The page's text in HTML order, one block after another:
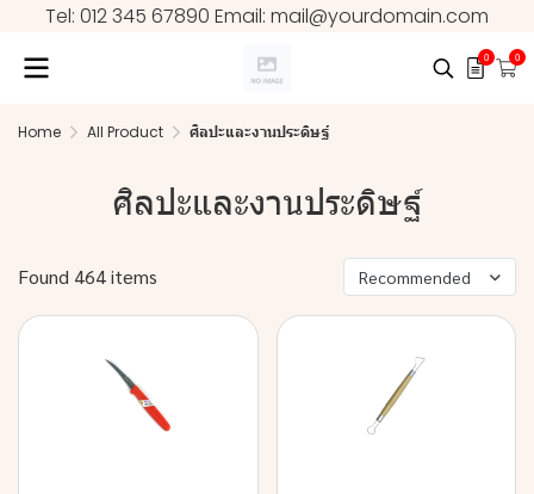
Tel: 012 345 67890 Email: mail@yourdomain.com
0 0
Home All Product ศิลปะและงานประดิษฐ์
ศิลปะและงานประดิษฐ์
Found 464 items Recommended